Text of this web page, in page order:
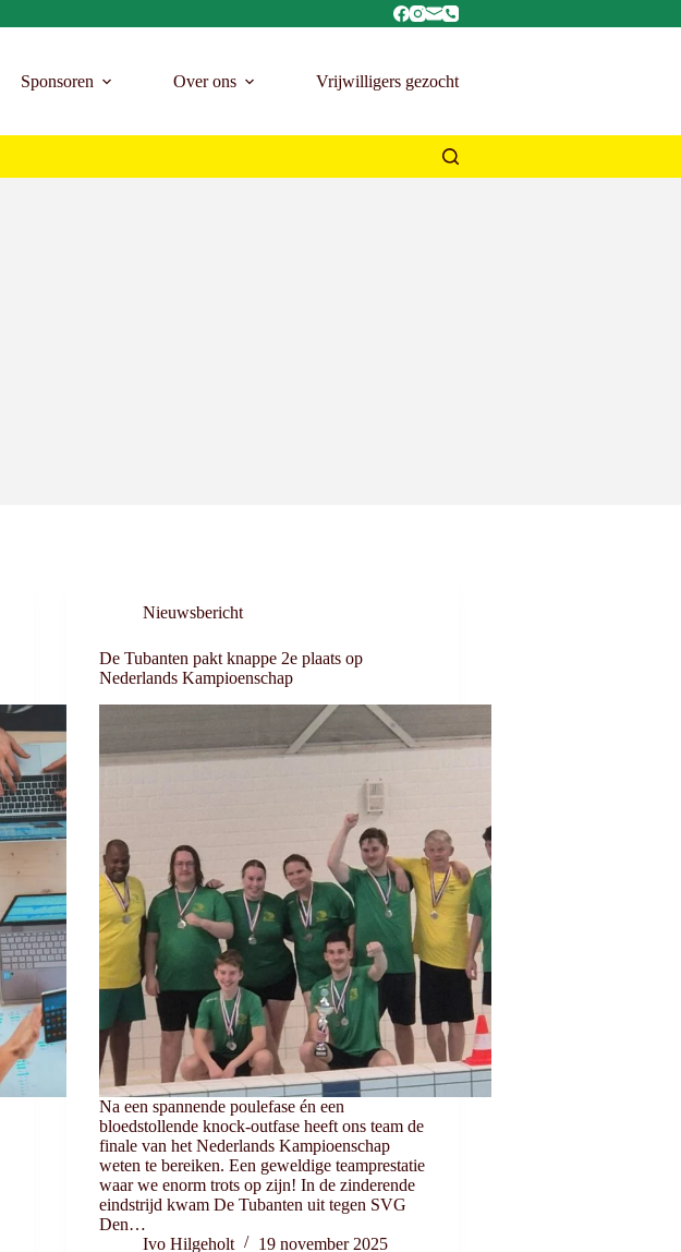
Sponsoren Over ons Vrijwilligers gezocht
Nieuwsbericht
De Tubanten pakt knappe 2e plaats op
Nederlands Kampioenschap
Na een spannende poulefase én een
bloedstollende knock-outfase heeft ons team de
finale van het Nederlands Kampioenschap
weten te bereiken. Een geweldige teamprestatie
waar we enorm trots op zijn! In de zinderende
eindstrijd kwam De Tubanten uit tegen SVG
Den…
Ivo Hilgeholt
19 november 2025